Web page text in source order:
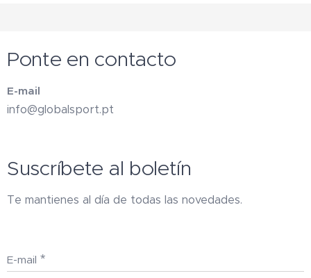
Ponte en contacto
E-mail
info@globalsport.pt
Suscríbete al boletín
Te mantienes al día de todas las novedades.
E-mail